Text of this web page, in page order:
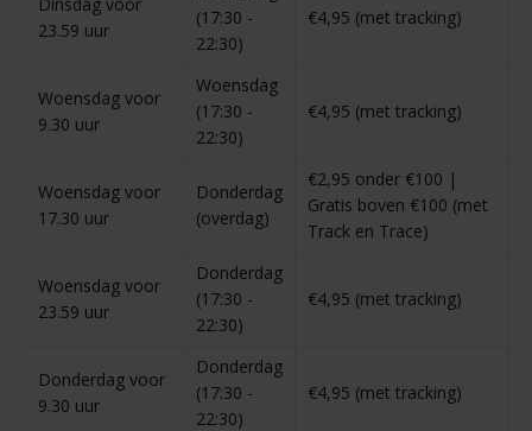
23.59 uur
(17:30 -
22:30)
€4,95 (met tracking)
Woensdag voor
9.30 uur
Woensdag
(17:30 -
22:30)
€4,95 (met tracking)
Woensdag voor
17.30 uur
Donderdag
(overdag)
€2,95 onder €100 |
Gratis boven €100 (met
Track en Trace)
Woensdag voor
23.59 uur
Donderdag
(17:30 -
22:30)
€4,95 (met tracking)
Donderdag voor
9.30 uur
Donderdag
(17:30 -
22:30)
€4,95 (met tracking)